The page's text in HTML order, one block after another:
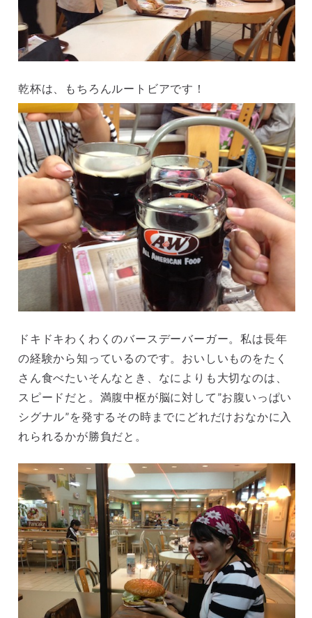
乾杯は、もちろんルートビアです！
ドキドキわくわくのバースデーバーガー。私は長年
の経験から知っているのです。おいしいものをたく
さん食べたいそんなとき、なによりも大切なのは、
スピードだと。満腹中枢が脳に対して”お腹いっぱい
シグナル”を発するその時までにどれだけおなかに入
れられるかが勝負だと。